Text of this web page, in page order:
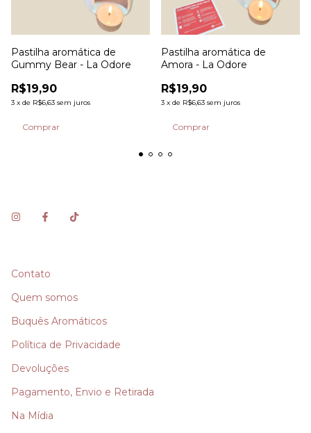
Pastilha aromática de
Gummy Bear - La Odore
R$19,90
3 x de R$6,63 sem juros
Pastilha aromática de
Amora - La Odore
R$19,90
3 x de R$6,63 sem juros
Contato
Quem somos
Buquês Aromáticos
Política de Privacidade
Devoluções
Pagamento, Envio e Retirada
Na Mídia